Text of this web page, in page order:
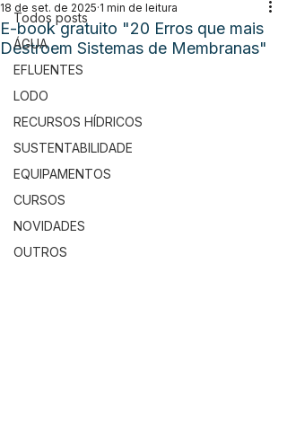
Todos posts
ÁGUA
EFLUENTES
LODO
RECURSOS HÍDRICOS
SUSTENTABILIDADE
EQUIPAMENTOS
CURSOS
NOVIDADES
OUTROS
E-book gratuito "20 Erros que mais
Destroem Sistemas de Membranas"
18 de set. de 2025 1 min de leitura